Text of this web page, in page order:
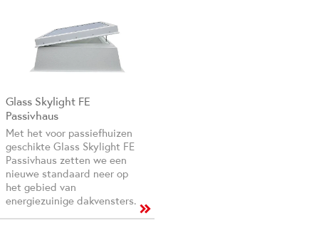
Glass Skylight FE
Passivhaus
Met het voor passiefhuizen
geschikte Glass Skylight FE
Passivhaus zetten we een
nieuwe standaard neer op
het gebied van
energiezuinige dakvensters.